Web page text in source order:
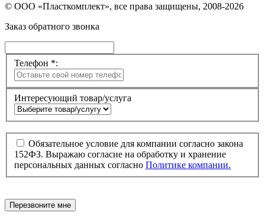
© ООО «Пласткомплект», все права защищены, 2008-2026
Заказ обратного звонка
Телефон *:
Интересующий товар/услуга
Обязательное условие для компании согласно закона
152ФЗ. Выражаю согласие на обработку и хранение
персональных данных согласно Политике компании.
Перезвоните мне